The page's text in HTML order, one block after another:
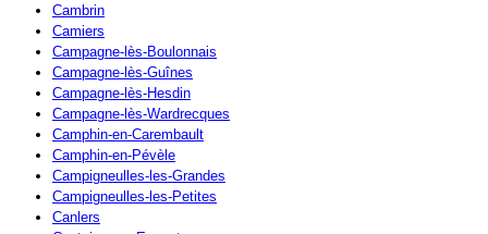
Cambrin
Camiers
Campagne-lès-Boulonnais
Campagne-lès-Guînes
Campagne-lès-Hesdin
Campagne-lès-Wardrecques
Camphin-en-Carembault
Camphin-en-Pévèle
Campigneulles-les-Grandes
Campigneulles-les-Petites
Canlers